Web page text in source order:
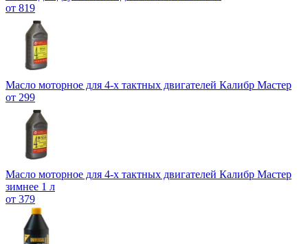
от 819
Масло моторное для 4-х тактных двигателей Калибр Мастер
от 299
Масло моторное для 4-х тактных двигателей Калибр Мастер
зимнее 1 л
от 379